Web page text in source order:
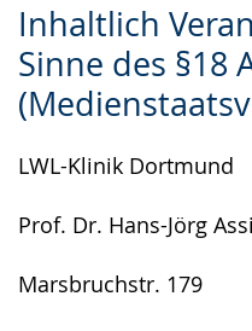
Inhaltlich
Sinne des §18
LWL-Klinik Dortmund
Prof. Dr. Hans-Jörg
Marsbruchstr. 179
Leichten
Sprache
wechseln.
Audio-
Unterstützung.
Video
in
Deutscher
wird